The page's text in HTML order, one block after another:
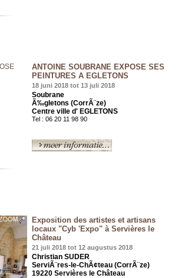
ANTOINE SOUBRANE EXPOSE SES
PEINTURES A EGLETONS
18 juni 2018 tot 13 juli 2018
Soubrane
Ã‰gletons (CorrÃ¨ze)
Centre ville d' EGLETONS
Tel : 06 20 11 98 90
Exposition des artistes et artisans
locaux "Cyb 'Expo" à Servières le
Château
21 juli 2018 tot 12 augustus 2018
Christian SUDER
ServiÃ¨res-le-ChÃ¢teau (CorrÃ¨ze)
19220 Servières le Château